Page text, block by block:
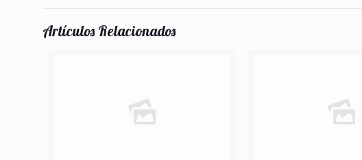
Artículos Relacionados